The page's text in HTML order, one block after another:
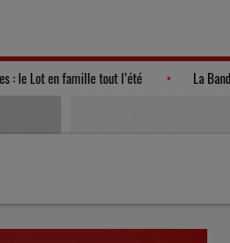
Ateliers et visites : le Lot en famille